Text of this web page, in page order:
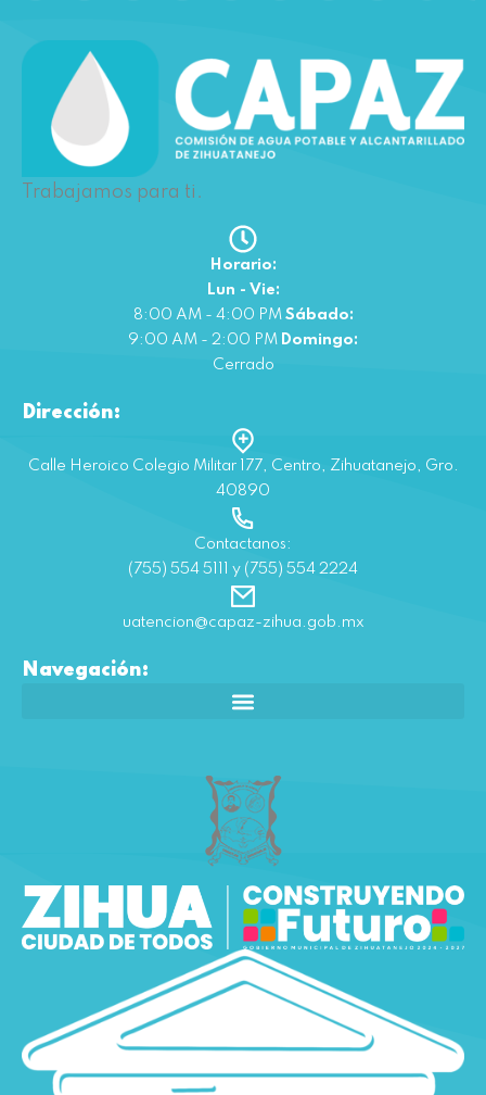
Trabajamos para ti.
Horario:
Lun - Vie:
8:00 AM - 4:00 PM Sábado:
9:00 AM - 2:00 PM Domingo:
Cerrado
Dirección:
Calle Heroico Colegio Militar 177, Centro, Zihuatanejo, Gro.
40890
Contactanos:
(755) 554 5111 y (755) 554 2224
uatencion@capaz-zihua.gob.mx
Navegación: